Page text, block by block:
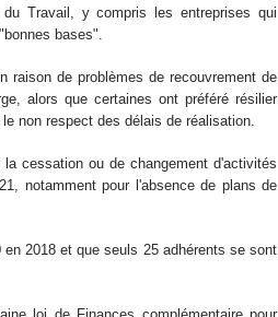
Travail, y compris les entreprises qui
bases".
raison de problèmes de recouvrement de
alors que certaines ont préféré résilier
non respect des délais de réalisation.
cessation ou de changement d'activités
notamment pour l'absence de plans de
2018 et que seuls 25 adhérents se sont